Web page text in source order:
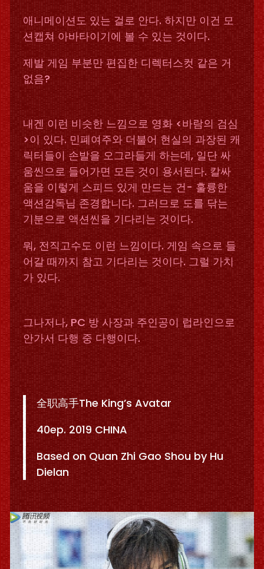
애니메이션도 있는 걸로 안다. 하지만 이건 모
션캡쳐 아바타이기에 볼 수 있는 것이다.
제발 게임 부분만 편집한 디렉터스컷 같은 거
없음?
내겐 이런 비슷한 느낌으로 영화 <바람의 검심
>이 있다. 민폐여주와 더불어 현실의 과장된 캐
릭터들이 손발을 오그라들게 하는데, 일단 싸
움씬으로 들어가면 모든 것이 용서된다. 칼싸
움을 이렇게 스피드 있게 만드는 건- 훌륭한
액션감독님 존경합니다. 그러므로 도를 닦는
기분으로 액션씬을 기다리는 것이다.
뭐, 전직고수도 이런 느낌이다. 게임 속으로 들
어갈 때까지 참고 기다리는 것이다. 그럴 가치
가 있다.
그나저나, PC 방 사장과 주인공이 럽라인으로
안가서 다행 중 다행이다.
全职高手The King’s Avatar
40ep. 2019 CHINA
Based on Quan Zhi Gao Shou by Hu
Dielan